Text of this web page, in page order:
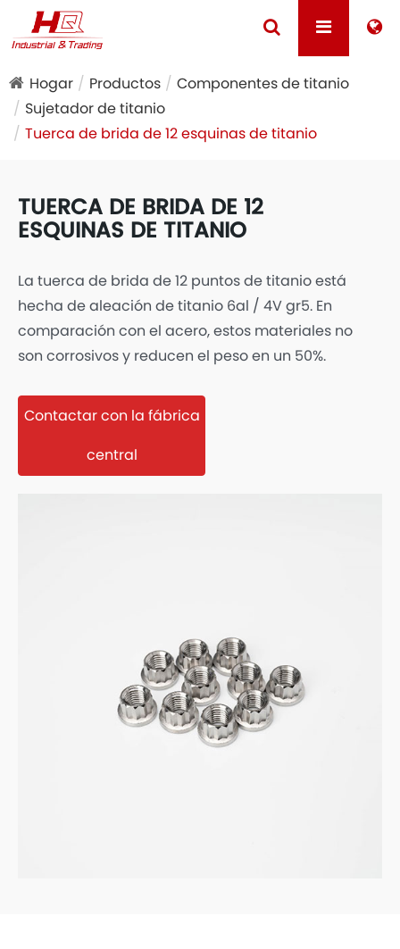
Hogar Productos
Componentes de titanio
Sujetador de titanio
Tuerca de brida de 12 esquinas de titanio
TUERCA DE BRIDA DE 12
ESQUINAS DE TITANIO
La tuerca de brida de 12 puntos de titanio está
hecha de aleación de titanio 6al / 4V gr5. En
comparación con el acero, estos materiales no
son corrosivos y reducen el peso en un 50%.
Contactar con la fábrica
central